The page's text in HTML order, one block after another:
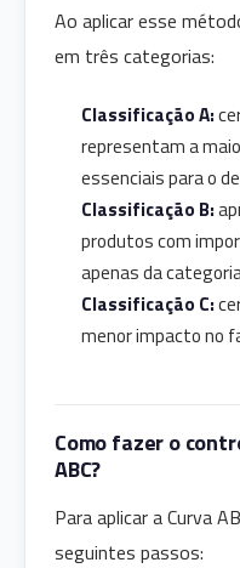
Ao aplicar esse
em três categorias:
Classificação A:
representam a
essenciais para o
Classificação B:
produtos com
apenas da
Classificação C:
menor impacto no
Como fazer o
ABC?
Para aplicar a Curva
seguintes passos: